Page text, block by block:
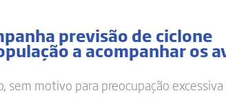
previsão de ciclone
a acompanhar os
sem motivo para preocupação excessiva